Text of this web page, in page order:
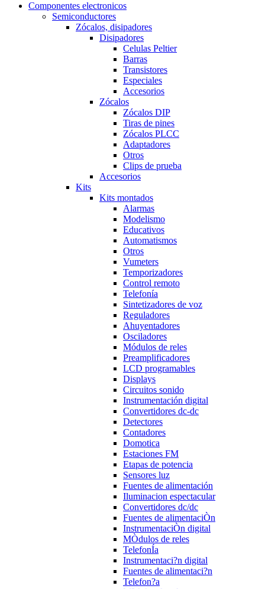
Componentes electronicos
Semiconductores
Zócalos, disipadores
Disipadores
Celulas Peltier
Barras
Transistores
Especiales
Accesorios
Zócalos
Zócalos DIP
Tiras de pines
Zócalos PLCC
Adaptadores
Otros
Clips de prueba
Accesorios
Kits
Kits montados
Alarmas
Modelismo
Educativos
Automatismos
Otros
Vumeters
Temporizadores
Control remoto
Telefonía
Sintetizadores de voz
Reguladores
Ahuyentadores
Osciladores
Módulos de reles
Preamplificadores
LCD programables
Displays
Circuitos sonido
Instrumentación digital
Convertidores dc-dc
Detectores
Contadores
Domotica
Estaciones FM
Etapas de potencia
Sensores luz
Fuentes de alimentación
Iluminacion espectacular
Convertidores dc/dc
Fuentes de alimentaciÒn
InstrumentaciÒn digital
MÒdulos de reles
TelefonÍa
Instrumentaci?n digital
Fuentes de alimentaci?n
Telefon?a